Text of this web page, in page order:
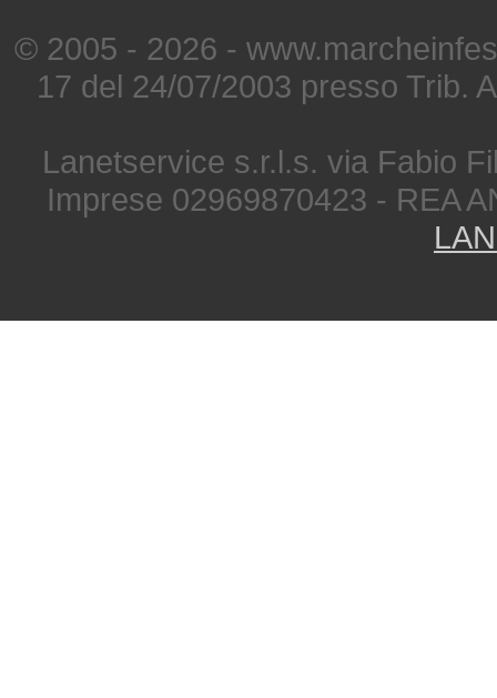
© 2005 - 2026 -
17 del 24/07/2003 presso Trib.
Lanetservice s.r.l.s. via Fabio
Imprese 02969870423 - REA